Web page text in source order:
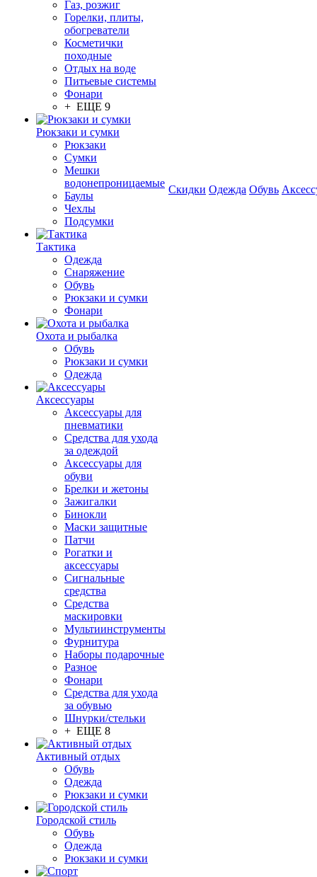
Газ, розжиг
Горелки, плиты,
обогреватели
Косметички
походные
Отдых на воде
Питьевые системы
Фонари
+ ЕЩЕ 9
Рюкзаки и сумки
Рюкзаки
Сумки
Мешки
водонепроницаемые
Баулы
Чехлы
Подсумки
Тактика
Одежда
Снаряжение
Обувь
Рюкзаки и сумки
Фонари
Охота и рыбалка
Обувь
Рюкзаки и сумки
Одежда
Аксессуары
Аксессуары для
пневматики
Средства для ухода
за одеждой
Аксессуары для
обуви
Брелки и жетоны
Зажигалки
Бинокли
Маски защитные
Патчи
Рогатки и
аксессуары
Сигнальные
средства
Средства
маскировки
Мультиинструменты
Фурнитура
Наборы подарочные
Разное
Фонари
Средства для ухода
за обувью
Шнурки/стельки
+ ЕЩЕ 8
Активный отдых
Обувь
Одежда
Рюкзаки и сумки
Городской стиль
Обувь
Одежда
Рюкзаки и сумки
Скидки Одежда Обувь